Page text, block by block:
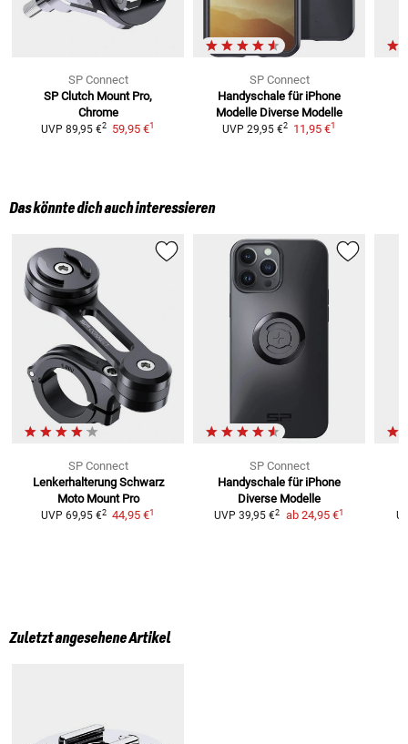
SP Connect
SP Clutch Mount Pro,
Chrome
UVP 89,95 €2 59,95 €1
SP Connect
Handyschale für iPhone
Modelle Diverse Modelle
UVP 29,95 €2 11,95 €1
Das könnte dich auch interessieren
SP Connect
Lenkerhalterung Schwarz
Moto Mount Pro
UVP 69,95 €2 44,95 €1
SP Connect
Handyschale für iPhone
Diverse Modelle
UVP 39,95 €2 ab 24,95 €1
Zuletzt angesehene Artikel